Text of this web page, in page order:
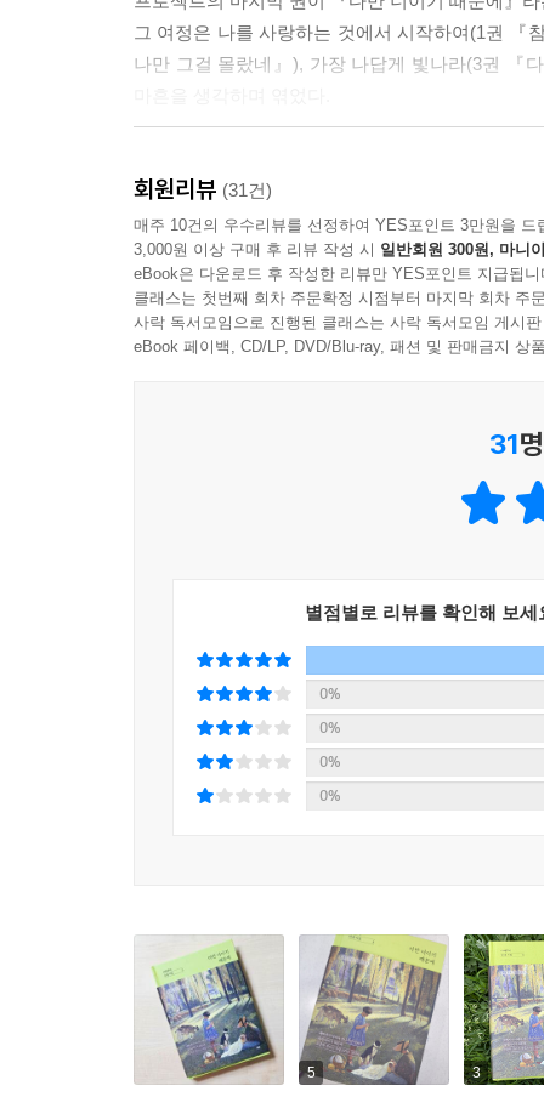
그 여정은 나를 사랑하는 것에서 시작하여(1권 『
나만 그걸 몰랐네』), 가장 나답게 빛나라(3권 『
놓아버리고 싶은 심정도 들 수 있습니다.
그러나 그래서는 안 되는 일이지요. 조금만 더, 조
그렇게 사막길, 모랫길 같은 인생의 고난들을 헤
말이다.
때문에 책의 커버를 벗기기 전에는 ‘다만 너이기
따라서 이 책은 인생의 기로에 서 있는 마흔들
너 자신을 빛내며 살아라.”
나태주 시인의 따뜻한 격려의 문장이
레이트 블루머 앙리 마르탱의 그림을 만나다.
앙리 마르탱은 프랑스 남부의 평화로운 풍경을
단어는 레이트 블루머(late bloomer, 대기만성
이에 대해 시인은 “(삶이 힘겹더라도) 우직하게
있고, 나 자신이 아닌 모습으로 살아가라는 종
잘못되고 속도만 빠를 때 “그것은 실패로 가는
그러다 보면 누구라도 “자신이 원하는, 자신의 모
회원리뷰 (31건)
매주 10건의 우수리뷰를 선정하여 YES포인트 3만원을 드
3,000원 이상 구매 후 리뷰 작성 시 일반회원 300원, 마니
eBook은 다운로드 후 작성한 리뷰만 YES포인트 지급됩니
클래스는 첫번째 회차 주문확정 시점부터 마지막 회차 주
사락 독서모임으로 진행된 클래스는 사락 독서모임 게시
eBook 페이백, CD/LP, DVD/Blu-ray, 패션 및 판매금지 상
31
별점별로 리뷰를 확인해 보세
0%
0%
0%
0%
5 3